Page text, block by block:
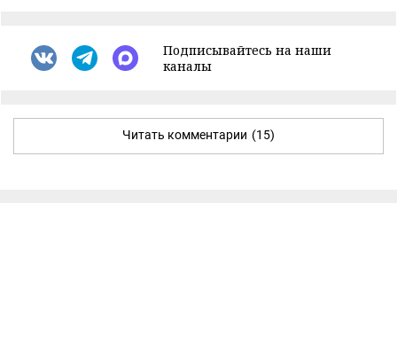
Подписывайтесь на наши
каналы
Читать комментарии (15)